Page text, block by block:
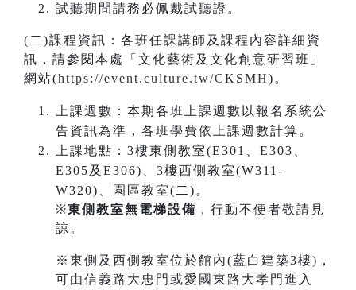
試聽期間請務必佩戴試聽證。
(二)課程資訊：各班任課講師及課程內容詳細資
訊，請參閱本處「文化藝術及文化創意研習班」
網站(https://event.culture.tw/CKSMH)。
上課週數：本期各班上課週數以報名系統公
告資訊為準，各班學費依上課週數計算。
上課地點：3樓東側教室(E301、E303、
E305及E306)、3樓西側教室(W311-
W320)、園區教室(二)。
※東側教室無電梯設備 ，行動不便者敬請見
諒。
※東側及西側教室位於館內(藍白建築3樓)，
可由信義路大忠門或愛國東路大孝門進入